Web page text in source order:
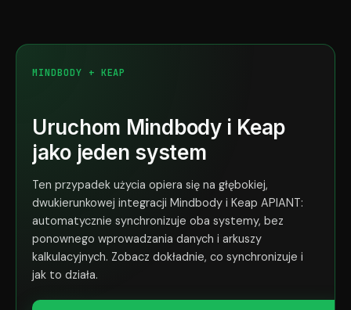
MINDBODY + KEAP
Uruchom Mindbody i Keap
jako jeden system
Ten przypadek użycia opiera się na głębokiej,
dwukierunkowej integracji Mindbody i Keap APIANT:
automatycznie synchronizuje oba systemy, bez
ponownego wprowadzania danych i arkuszy
kalkulacyjnych. Zobacz dokładnie, co synchronizuje i
jak to działa.